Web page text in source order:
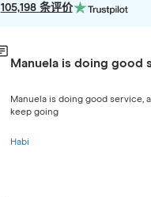
105,198 条评价
Manuela is doing good
Manuela is doing good service,
keep going
Habi